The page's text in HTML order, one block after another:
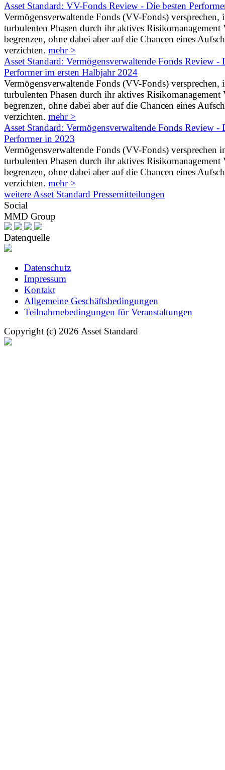
Asset Standard: VV-Fonds Review - Die besten
Vermögensverwaltende Fonds (VV-Fonds) versprechen,
turbulenten Phasen durch ihr aktives Risikomanagement
begrenzen, ohne dabei aber auf die Chancen eines
verzichten. mehr >
Asset Standard: Vermögensverwaltende Fonds Review -
Performer im ersten Halbjahr 2024
Vermögensverwaltende Fonds (VV-Fonds) versprechen,
turbulenten Phasen durch ihr aktives Risikomanagement
begrenzen, ohne dabei aber auf die Chancen eines
verzichten. mehr >
Asset Standard: Vermögensverwaltende Fonds Review -
Performer in 2023
Vermögensverwaltende Fonds (VV-Fonds) versprechen
turbulenten Phasen durch ihr aktives Risikomanagement
begrenzen, ohne dabei aber auf die Chancen eines
verzichten. mehr >
weitere Asset Standard Pressemitteilungen
Social
MMD Group
Datenquelle
Datenschutz
Impressum
Kontakt
Allgemeine Geschäftsbedingungen
Teilnahmebedingungen für Veranstaltungen
Copyright (c) 2026 Asset Standard